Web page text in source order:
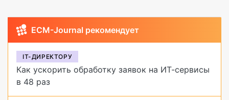
ECM-Journal рекомендует
IT-ДИРЕКТОРУ
Как ускорить обработку заявок на ИТ-сервисы
в 48 раз